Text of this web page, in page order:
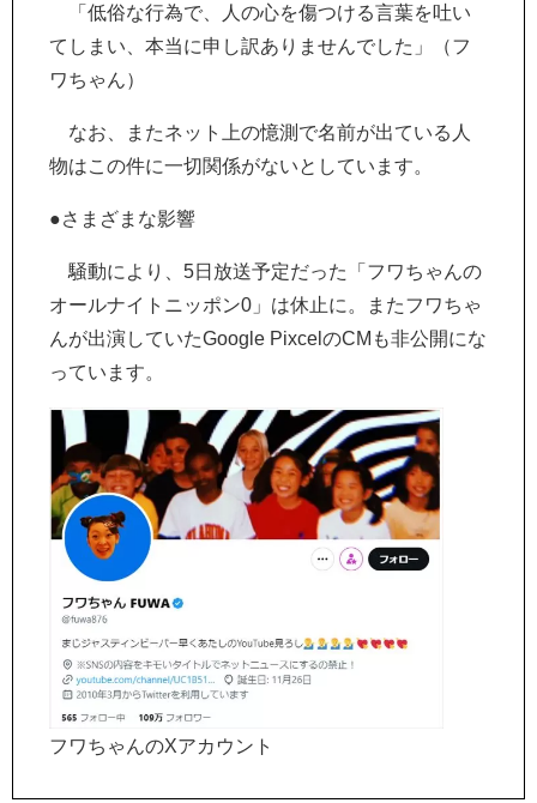
「低俗な行為で、人の心を傷つける言葉を吐い
てしまい、本当に申し訳ありませんでした」（フ
ワちゃん）
なお、またネット上の憶測で名前が出ている人
物はこの件に一切関係がないとしています。
●さまざまな影響
騒動により、5日放送予定だった「フワちゃんの
オールナイトニッポン0」は休止に。またフワちゃ
んが出演していたGoogle PixcelのCMも非公開にな
っています。
フワちゃんのXアカウント